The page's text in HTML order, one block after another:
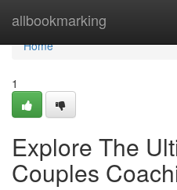
allbookmarking
Home
Home
1
Explore The
Couples